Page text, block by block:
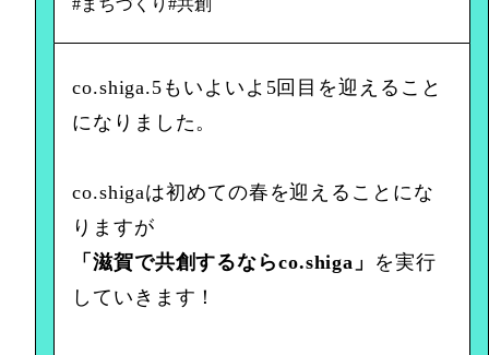
#まちづくり #共創
co.shiga.5もいよいよ5回目を迎えること
になりました。
co.shigaは初めての春を迎えることにな
りますが
「滋賀で共創するならco.shiga」 を実行
していきます！